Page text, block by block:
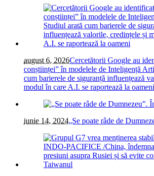
august 6, 2026Cercetătorii Google au
conștiinței” în modelele de Inteligență
cum barierele de siguranță influențează
modul în care A.I. se raportează la oameni
iunie 14, 2024„Se poate râde de